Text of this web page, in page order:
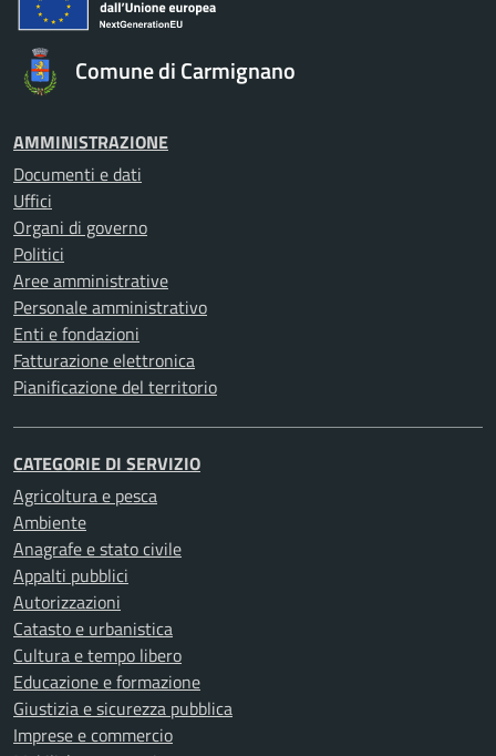
Comune di Carmignano
AMMINISTRAZIONE
Documenti e dati
Uffici
Organi di governo
Politici
Aree amministrative
Personale amministrativo
Enti e fondazioni
Fatturazione elettronica
Pianificazione del territorio
CATEGORIE DI SERVIZIO
Agricoltura e pesca
Ambiente
Anagrafe e stato civile
Appalti pubblici
Autorizzazioni
Catasto e urbanistica
Cultura e tempo libero
Educazione e formazione
Giustizia e sicurezza pubblica
Imprese e commercio